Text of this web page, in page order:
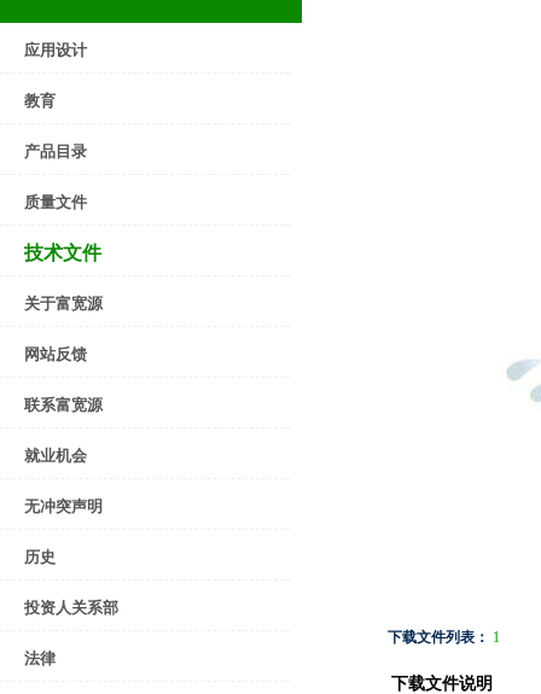
应用设计
教育
产品目录
质量文件
技术文件
关于富宽源
网站反馈
联系富宽源
就业机会
无冲突声明
历史
投资人关系部
法律
下载文件列表： 1
下载文件说明